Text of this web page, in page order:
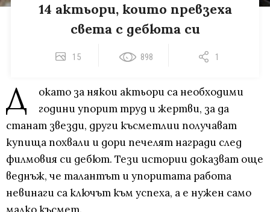
14 актьори, които превзеха
света с дебюта си
15 898 1
Д
окато за някои актьори са необходими
години упорит труд и жертви, за да
станат звезди, други късметлии получават
купища похвали и дори печелят награди след
филмовия си дебют. Тези истории доказват още
веднъж, че талантът и упоритата работа
невинаги са ключът към успеха, а е нужен само